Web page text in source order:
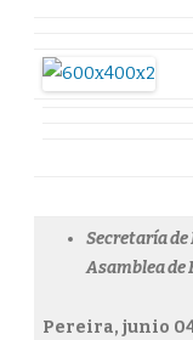
19
Secretaría
Asamblea de
Pereira, junio